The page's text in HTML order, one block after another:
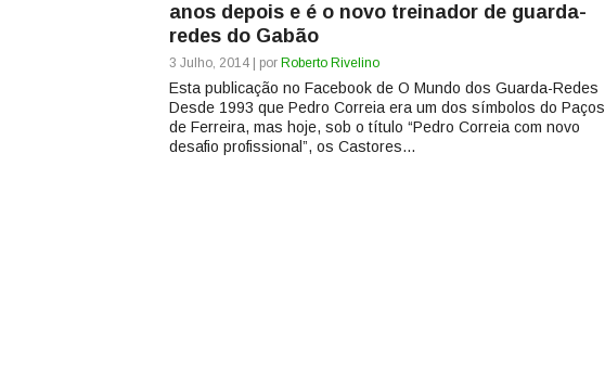
anos depois e é o novo treinador de guarda-
redes do Gabão
3 Julho, 2014 | por Roberto Rivelino
Esta publicação no Facebook de O Mundo dos Guarda-Redes
Desde 1993 que Pedro Correia era um dos símbolos do Paços
de Ferreira, mas hoje, sob o título “Pedro Correia com novo
desafio profissional”, os Castores...